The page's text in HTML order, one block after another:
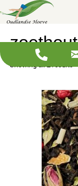
Webshop
zoethout
Showing all 2 results